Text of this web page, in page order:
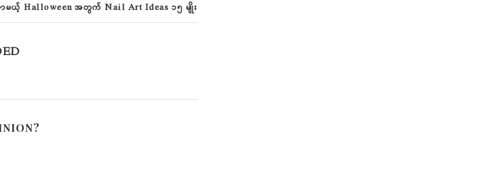
မယ့် Halloween အတွက် Nail Art Ideas ၁၅ မျိုး